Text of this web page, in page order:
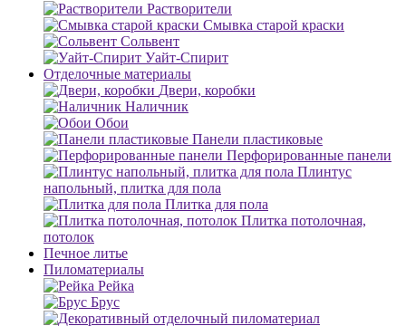
Растворители
Смывка старой краски
Сольвент
Уайт-Спирит
Отделочные материалы
Двери, коробки
Наличник
Обои
Панели пластиковые
Перфорированные панели
Плинтус
напольный, плитка для пола
Плитка для пола
Плитка потолочная,
потолок
Печное литье
Пиломатериалы
Рейка
Брус